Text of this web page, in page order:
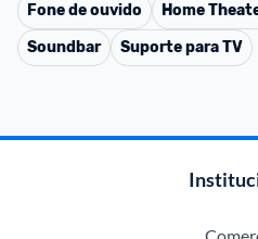
Fone de ouvido
Home
Soundbar
Suporte para TV